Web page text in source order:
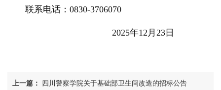
联系电话： 0830-3706070
2025年12月23日
上一篇： 四川警察学院关于基础部卫生间改造的招标公告